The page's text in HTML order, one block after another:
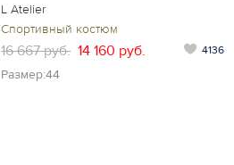
L Atelier
Спортивный костюм
16 667 руб. 14 160 руб. 4136
Размер:44